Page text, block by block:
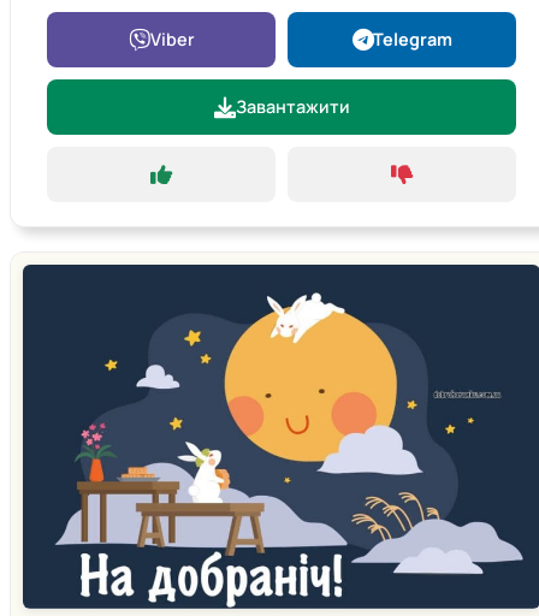
Viber Telegram
Завантажити